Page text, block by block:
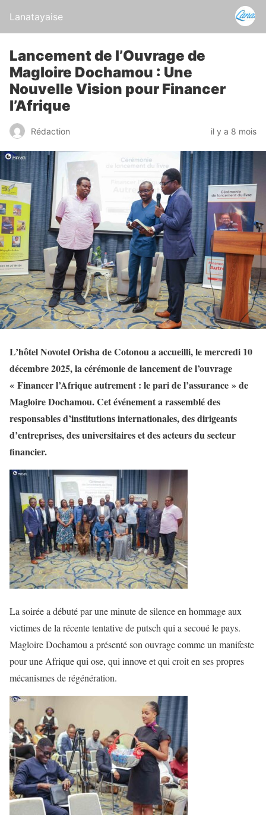
Lanatayaise
Lancement de l’Ouvrage de
Magloire Dochamou : Une
Nouvelle Vision pour Financer
l’Afrique
Rédaction il y a 8 mois
L’hôtel Novotel Orisha de Cotonou a accueilli, le mercredi 10
décembre 2025, la cérémonie de lancement de l’ouvrage
« Financer l’Afrique autrement : le pari de l’assurance » de
Magloire Dochamou. Cet événement a rassemblé des
responsables d’institutions internationales, des dirigeants
d’entreprises, des universitaires et des acteurs du secteur
financier.
La soirée a débuté par une minute de silence en hommage aux
victimes de la récente tentative de putsch qui a secoué le pays.
Magloire Dochamou a présenté son ouvrage comme un manifeste
pour une Afrique qui ose, qui innove et qui croit en ses propres
mécanismes de régénération.